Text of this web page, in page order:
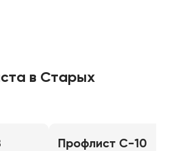
в Старых
Профлист C-10